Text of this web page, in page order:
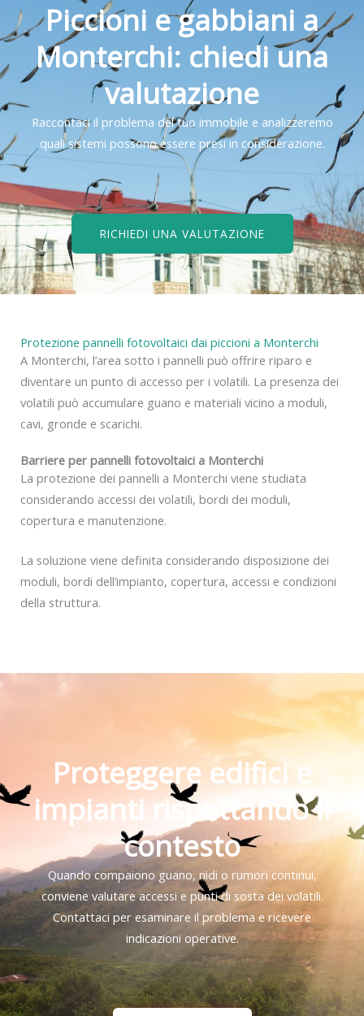
Piccioni e gabbiani a
Monterchi: chiedi una
valutazione
Raccontaci il problema del tuo immobile e analizzeremo
quali sistemi possono essere presi in considerazione.
RICHIEDI UNA VALUTAZIONE
Protezione pannelli fotovoltaici dai piccioni a Monterchi
A Monterchi, l’area sotto i pannelli può offrire riparo e
diventare un punto di accesso per i volatili. La presenza dei
volatili può accumulare guano e materiali vicino a moduli,
cavi, gronde e scarichi.
Barriere per pannelli fotovoltaici a Monterchi
La protezione dei pannelli a Monterchi viene studiata
considerando accessi dei volatili, bordi dei moduli,
copertura e manutenzione.
La soluzione viene definita considerando disposizione dei
moduli, bordi dell’impianto, copertura, accessi e condizioni
della struttura.
Proteggere edifici e
impianti rispettando il
contesto
Quando compaiono guano, nidi o rumori continui,
conviene valutare accessi e punti di sosta dei volatili.
Contattaci per esaminare il problema e ricevere
indicazioni operative.